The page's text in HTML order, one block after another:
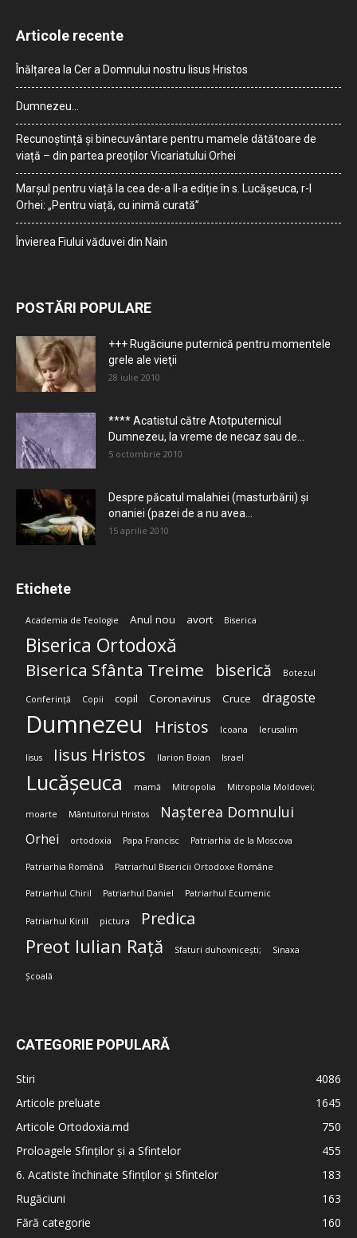
Articole recente
Înălțarea la Cer a Domnului nostru Iisus Hristos
Dumnezeu…
Recunoștință și binecuvântare pentru mamele dătătoare de
viață – din partea preoților Vicariatului Orhei
Marșul pentru viață la cea de-a II-a ediție în s. Lucășeuca, r-l
Orhei: „Pentru viață, cu inimă curată”
Învierea Fiului văduvei din Nain
POSTĂRI POPULARE
+++ Rugăciune puternică pentru momentele
grele ale vieţii
28 iulie 2010
**** Acatistul către Atotputernicul
Dumnezeu, la vreme de necaz sau de...
5 octombrie 2010
Despre păcatul malahiei (masturbării) şi
onaniei (pazei de a nu avea...
15 aprilie 2010
Etichete
Academia de Teologie Anul nou avort Biserica
Biserica Ortodoxă
Biserica Sfânta Treime biserică Botezul
Conferință Copii copil Coronavirus Cruce dragoste
Dumnezeu Hristos Icoana Ierusalim
Iisus Iisus Hristos Ilarion Boian Israel
Lucășeuca mamă Mitropolia Mitropolia Moldovei;
moarte Mântuitorul Hristos Nașterea Domnului
Orhei ortodoxia Papa Francisc Patriarhia de la Moscova
Patriarhia Română Patriarhul Bisericii Ortodoxe Române
Patriarhul Chiril Patriarhul Daniel Patriarhul Ecumenic
Patriarhul Kirill pictura Predica
Preot Iulian Rață Sfaturi duhovnicești; Sinaxa
Școală
CATEGORIE POPULARĂ
Stiri
4086
Articole preluate
1645
Articole Ortodoxia.md
750
Proloagele Sfinților și a Sfintelor
455
6. Acatiste închinate Sfinților și Sfintelor
183
Rugăciuni
163
Fără categorie
160